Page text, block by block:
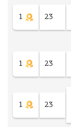
1 23
1 23
1 23
й
ы